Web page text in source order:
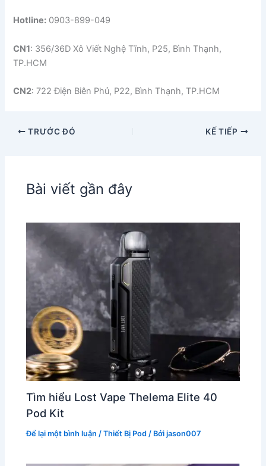
Hotline: 0903-899-049
CN1: 356/36D Xô Viết Nghệ Tĩnh, P25, Bình Thạnh,
TP.HCM
CN2: 722 Điện Biên Phủ, P22, Bình Thạnh, TP.HCM
TRƯỚC ĐÓ KẾ TIẾP
Bài viết gần đây
Tìm hiểu Lost Vape Thelema Elite 40
Pod Kit
Để lại một bình luận /Thiết Bị Pod / Bởijason007